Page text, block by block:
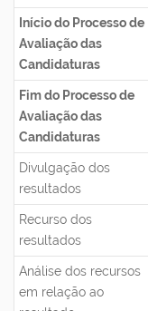
Início do Processo de
Avaliação das
Candidaturas
Fim do Processo de
Avaliação das
Candidaturas
Divulgação dos
resultados
Recurso dos
resultados
Análise dos recursos
em relação ao